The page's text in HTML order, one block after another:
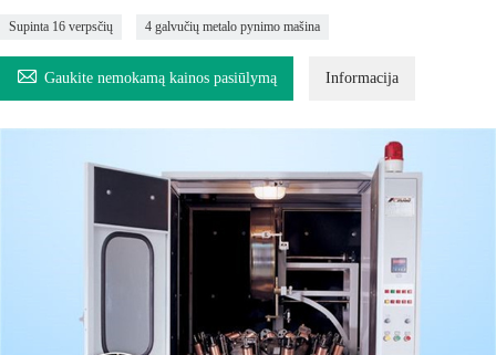
Supinta 16 verpsčių 4 galvučių metalo pynimo mašina
 Gaukite nemokamą kainos pasiūlymą Informacija